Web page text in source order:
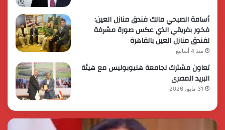
أسامة الصبحي مالك فندق منازل العين:
فخور بفريقي الذي عكس صورة مشرفة
لفندق منازل العين بالقاهرة
منذ 4 أسابيع
تعاون مشترك لجامعة هليوبوليس مع هيئة
البريد المصرى
31 مايو، 2026
رئيس